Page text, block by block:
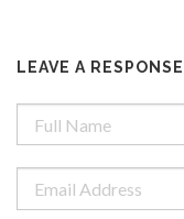
LEAVE A RESPONSE